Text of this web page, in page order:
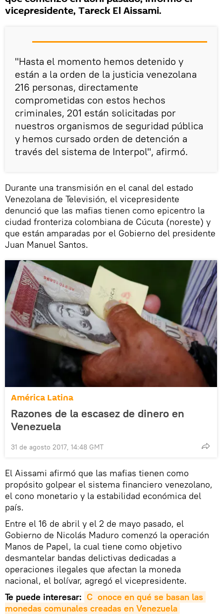
vicepresidente, Tareck El Aissami.
"Hasta el momento hemos detenido y
están a la orden de la justicia venezolana
216 personas, directamente
comprometidas con estos hechos
criminales, 201 están solicitadas por
nuestros organismos de seguridad pública
y hemos cursado orden de detención a
través del sistema de Interpol", afirmó.
Durante una transmisión en el canal del estado
Venezolana de Televisión, el vicepresidente
denunció que las mafias tienen como epicentro la
ciudad fronteriza colombiana de Cúcuta (noreste) y
que están amparadas por el Gobierno del presidente
Juan Manuel Santos.
América Latina
Razones de la escasez de dinero en
Venezuela
31 de agosto 2017, 14:48 GMT
El Aissami afirmó que las mafias tienen como
propósito golpear el sistema financiero venezolano,
el cono monetario y la estabilidad económica del
país.
Entre el 16 de abril y el 2 de mayo pasado, el
Gobierno de Nicolás Maduro comenzó la operación
Manos de Papel, la cual tiene como objetivo
desmantelar bandas delictivas dedicadas a
operaciones ilegales que afectan la moneda
nacional, el bolívar, agregó el vicepresidente.
Te puede interesar: C onoce en qué se basan las
monedas comunales creadas en Venezuela